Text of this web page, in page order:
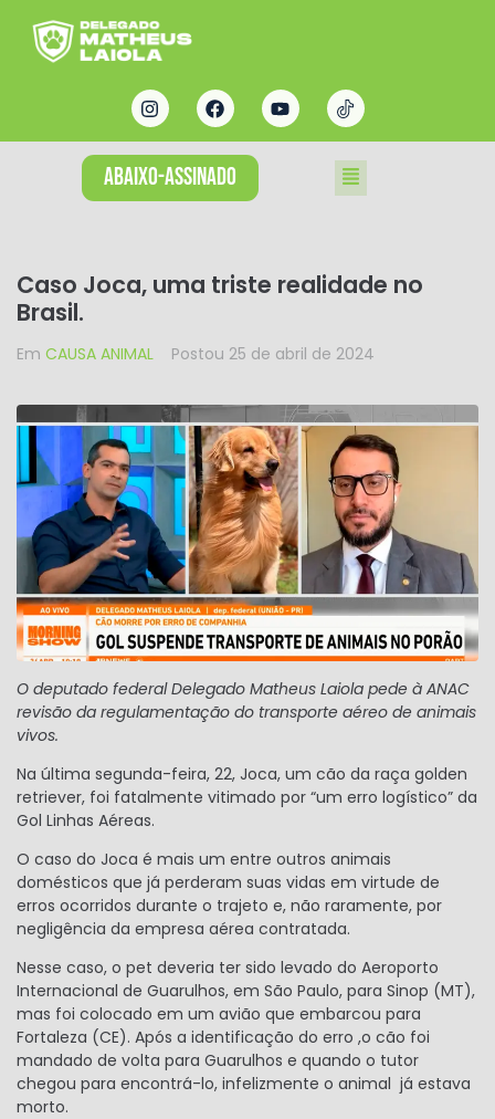
ABAIXO-ASSINADO
Caso Joca, uma triste realidade no
Brasil.
Em CAUSA ANIMAL Postou 25 de abril de 2024
O deputado federal Delegado Matheus Laiola pede à ANAC
revisão da regulamentação do transporte aéreo de animais
vivos.
Na última segunda-feira, 22, Joca, um cão da raça golden
retriever, foi fatalmente vitimado por “um erro logístico” da
Gol Linhas Aéreas.
O caso do Joca é mais um entre outros animais
domésticos que já perderam suas vidas em virtude de
erros ocorridos durante o trajeto e, não raramente, por
negligência da empresa aérea contratada.
Nesse caso, o pet deveria ter sido levado do Aeroporto
Internacional de Guarulhos, em São Paulo, para Sinop (MT),
mas foi colocado em um avião que embarcou para
Fortaleza (CE). Após a identificação do erro ,o cão foi
mandado de volta para Guarulhos e quando o tutor
chegou para encontrá-lo, infelizmente o animal já estava
morto.